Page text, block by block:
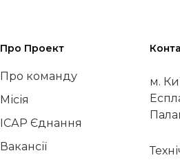
Про Проект
Про команду
Місія
ІСАР Єднання
Вакансії
м.